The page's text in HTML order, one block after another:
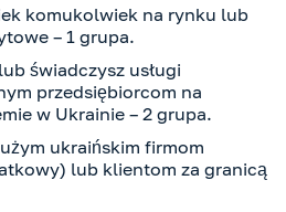
komukolwiek na rynku lub
– 1 grupa.
świadczysz usługi
przedsiębiorcom na
w Ukrainie – 2 grupa.
ukraińskim firmom
lub klientom za granicą